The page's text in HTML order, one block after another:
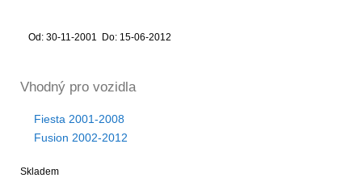
Od: 30-11-2001 Do: 15-06-2012
Vhodný pro vozidla
Fiesta 2001-2008
Fusion 2002-2012
Skladem